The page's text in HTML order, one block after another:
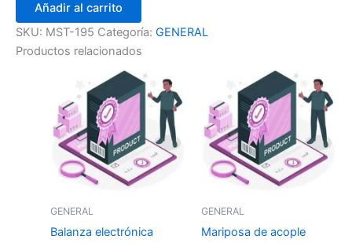
Añadir al carrito
SKU: MST-195 Categoría: GENERAL
Productos relacionados
GENERAL
Balanza electrónica
GENERAL
Mariposa de acople